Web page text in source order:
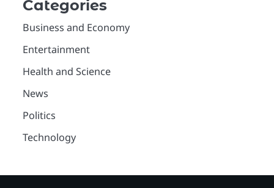
Categories
Business and Economy
Entertainment
Health and Science
News
Politics
Technology